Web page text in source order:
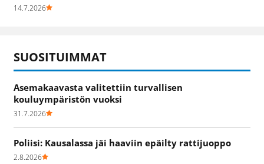
14.7.2026
SUOSITUIMMAT
Asemakaavasta valitettiin turvallisen
kouluympäristön vuoksi
31.7.2026
Poliisi: Kausalassa jäi haaviin epäilty rattijuoppo
2.8.2026